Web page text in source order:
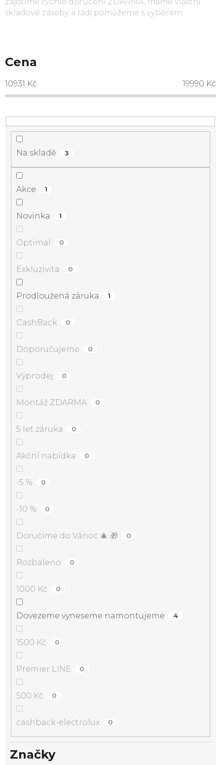
skladové zásoby a rádi pomůžeme s výběrem.
Cena
10931 Kč 19990 Kč
Na skladě 3
Akce 1
Novinka 1
Optimal 0
Exkluzivita 0
Prodloužená záruka 1
CashBack 0
Doporučujeme 0
Výprodej 0
Montáž ZDARMA 0
5 let záruka 0
Akční nabídka 0
-5 % 0
-10 % 0
Doručíme do Vánoc 🎄 🎁 0
Rozbaleno 0
1000 Kč 0
Dovezeme vyneseme namontujeme 4
1500 Kč 0
Premier LINE 0
500 Kč 0
cashback-electrolux 0
Značky